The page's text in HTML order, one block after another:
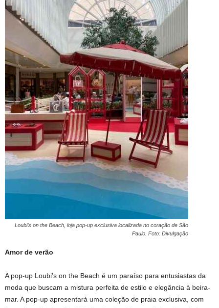
Loubi’s on the Beach, loja pop-up exclusiva localizada no coração de São
Paulo. Foto: Divulgação
Amor de verão
A pop-up Loubi’s on the Beach é um paraíso para entusiastas da
moda que buscam a mistura perfeita de estilo e elegância à beira-
mar. A pop-up apresentará uma coleção de praia exclusiva, com